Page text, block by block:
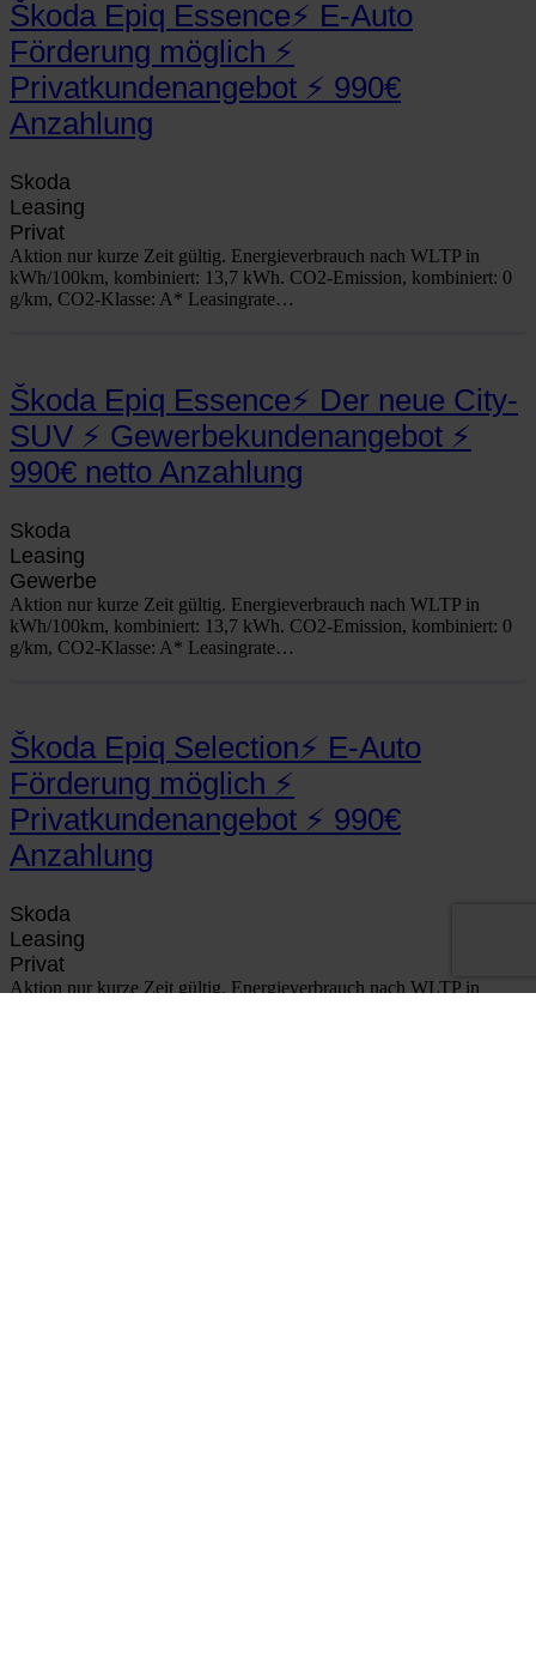
Škoda Epiq Essence⚡ E‑Auto
Förderung möglich ⚡
Privatkundenangebot ⚡ 990€
Anzahlung
Sko­da
Lea­sing
Pri­vat
Akti­on nur kur­ze Zeit gül­tig. Ener­gie­ver­brauch nach WLTP in
kWh/100km, kom­bi­niert: 13,7 kWh. CO2-Emis­­si­on, kom­bi­niert: 0
g/km, CO2-Klas­­se: A* Lea­sing­ra­te…
Škoda Epiq Essence⚡ Der neue City-
SUV ⚡ Gewerbekundenangebot ⚡
990€ netto Anzahlung
Sko­da
Lea­sing
Gewer­be
Akti­on nur kur­ze Zeit gül­tig. Ener­gie­ver­brauch nach WLTP in
kWh/100km, kom­bi­niert: 13,7 kWh. CO2-Emis­­si­on, kom­bi­niert: 0
g/km, CO2-Klas­­se: A* Lea­sing­ra­te…
Škoda Epiq Selection⚡ E‑Auto
Förderung möglich ⚡
Privatkundenangebot ⚡ 990€
Anzahlung
Sko­da
Lea­sing
Pri­vat
Akti­on nur kur­ze Zeit gül­tig. Ener­gie­ver­brauch nach WLTP in